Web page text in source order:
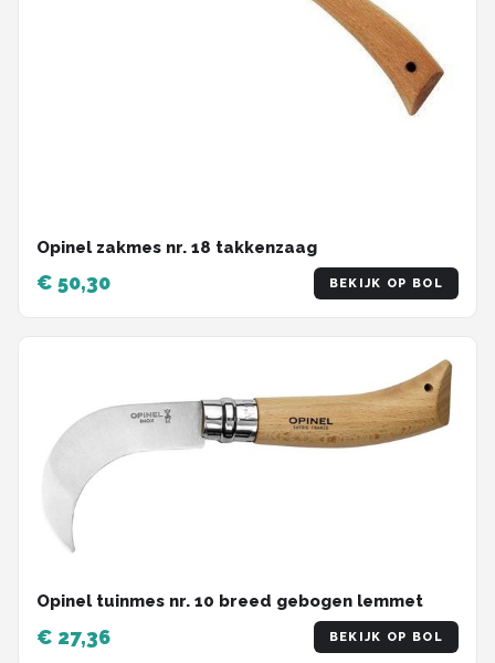
Opinel zakmes nr. 18 takkenzaag
€ 50,30 BEKIJK OP BOL
Opinel tuinmes nr. 10 breed gebogen lemmet
€ 27,36 BEKIJK OP BOL